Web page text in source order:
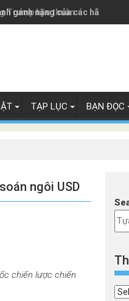
gánh nặng của các hãng xe
Trump hậu thuẫn
TẠP LỤC BẠN ĐỌC
ngôi USD
chiến lược chiến